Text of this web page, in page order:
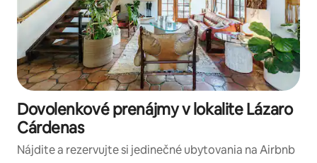
Dovolenkové prenájmy v lokalite Lázaro
Cárdenas
Nájdite a rezervujte si jedinečné ubytovania na Airbnb